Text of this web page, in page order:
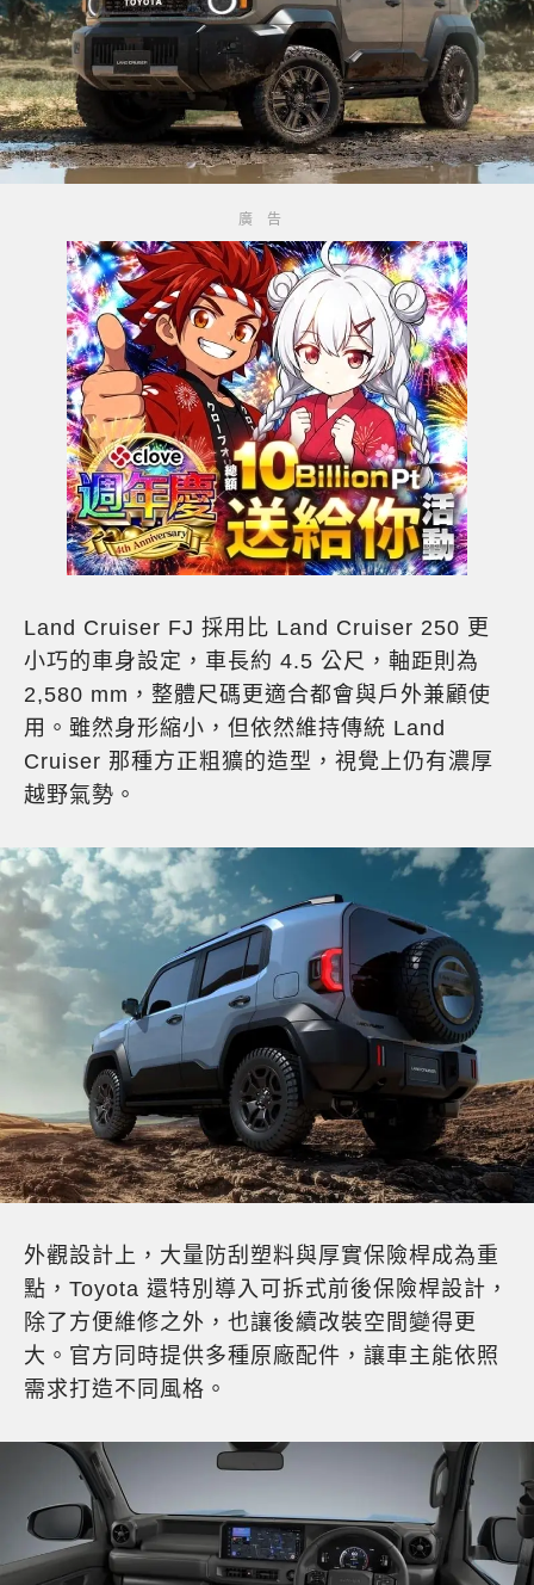
Land Cruiser FJ 採用比 Land Cruiser 250 更
小巧的車身設定，車長約 4.5 公尺，軸距則為
2,580 mm，整體尺碼更適合都會與戶外兼顧使
用。雖然身形縮小，但依然維持傳統 Land
Cruiser 那種方正粗獷的造型，視覺上仍有濃厚
越野氣勢。
外觀設計上，大量防刮塑料與厚實保險桿成為重
點，Toyota 還特別導入可拆式前後保險桿設計，
除了方便維修之外，也讓後續改裝空間變得更
大。官方同時提供多種原廠配件，讓車主能依照
需求打造不同風格。